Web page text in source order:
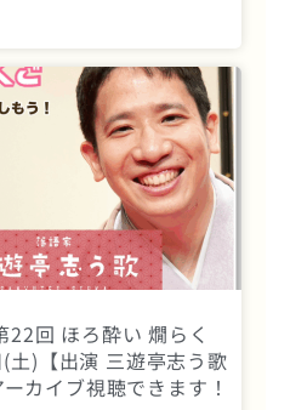
回 ほろ酔い 燗らく
土)【出演 三遊亭志う歌
カイブ視聴できます！